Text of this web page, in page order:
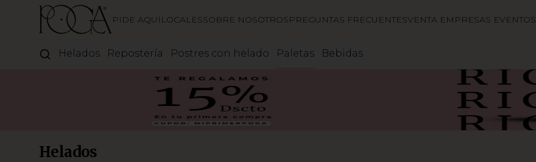
PIDE AQUÍ LOCALESSOBRE NOSOTROSPREGUNTAS FRECUENTESVENTA EMPRESAS EVENTOS
Helados Repostería Postres con helado Paletas Bebidas
Helados